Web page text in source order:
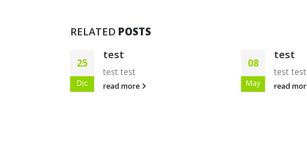
RELATED POSTS
08
May
test
test test
read more
08
Ago